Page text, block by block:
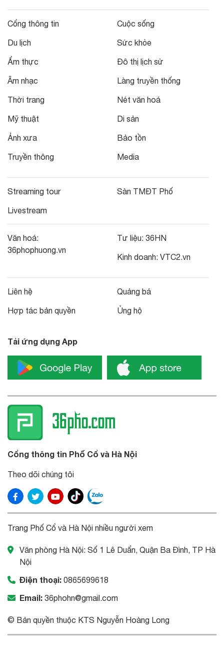
Cổng thông tin
Du lịch
Ẩm thực
Âm nhạc
Thời trang
Mỹ thuật
Ảnh xưa
Truyền thông
Cuộc sống
Sức khỏe
Đô thị lịch sử
Làng truyền thống
Nét văn hoá
Di sản
Bảo tồn
Media
Streaming tour
Livestream
Sàn TMĐT Phố
Văn hoá:
36phophuong.vn
Tư liệu: 36HN
Kinh doanh: VTC2.vn
Liên hệ
Hợp tác bản quyền
Quảng bá
Ủng hộ
Tải ứng dụng App
Cổng thông tin Phố Cổ và Hà Nội
Theo dõi chúng tôi
Trang Phố Cổ và Hà Nội nhiều người xem
Văn phòng Hà Nội: Số 1 Lê Duẩn, Quận Ba Đình, TP Hà
Nội
Điện thoại: 0865699618
Email: 36phohn@gmail.com
© Bản quyền thuộc KTS Nguyễn Hoàng Long